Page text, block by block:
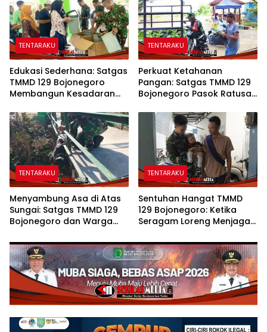
TENTARAKU
Edukasi Sederhana: Satgas
TMMD 129 Bojonegoro
Membangun Kesadaran
Lingkungan di Kesongo
TENTARAKU
Perkuat Ketahanan
Pangan: Satgas TMMD 129
Bojonegoro Pasok Ratusan
Kesongo
TENTARAKU
Menyambung Asa di Atas
Sungai: Satgas TMMD 129
Bojonegoro dan Warga
Etan
TENTARAKU
Sentuhan Hangat TMMD
129 Bojonegoro: Ketika
Seragam Loreng Menjaga
Kesongo